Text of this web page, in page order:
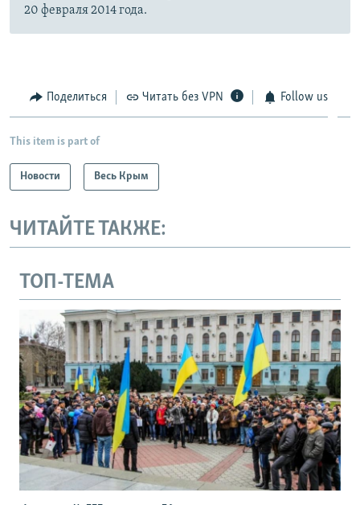
20 февраля 2014 года.
Поделиться Читать без VPN Follow us
This item is part of
Новости Весь Крым
ЧИТАЙТЕ ТАКЖЕ:
ТОП-ТЕМА